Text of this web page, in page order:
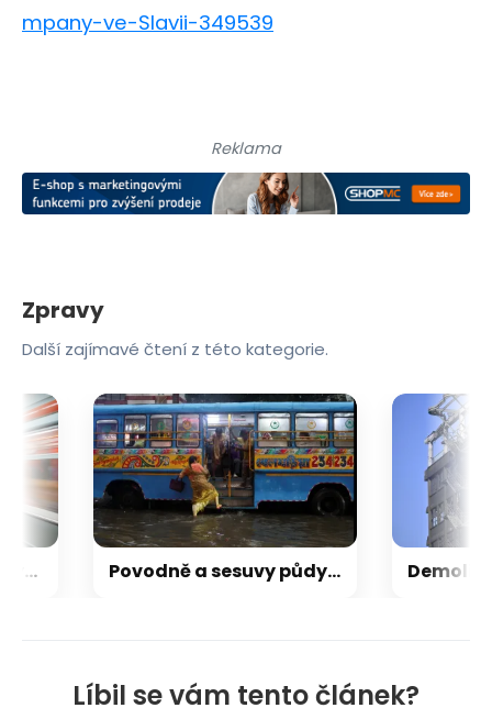
mpany-ve-Slavii-349539
Líbil se vám tento článek?
Reklama
Zpravy
Další zajímavé čtení z této kategorie.
Povodně a sesuvy půdy si v Indii od začátku července vyžádaly přes 130 obětí